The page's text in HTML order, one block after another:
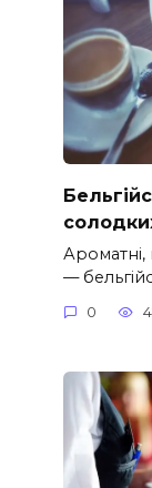
Ароматні,
—
0